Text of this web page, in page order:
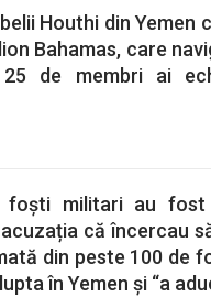
Houthi din Yemen
Bahamas, care
de membri ai
foști militari au
că încercau
din peste 100 de
în Yemen și “a